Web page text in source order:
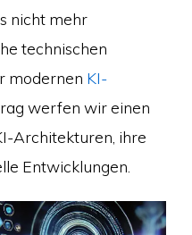
nicht mehr
technischen
modernen KI-
werfen wir einen
Architekturen, ihre
Entwicklungen.